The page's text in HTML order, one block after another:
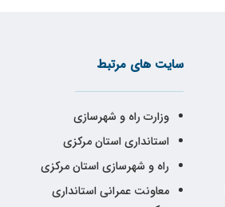
سایت های مرتبط
وزارت راه و شهرسازی
استانداری استان مرکزی
راه و شهرسازی استان مرکزی
معاونت عمرانی استانداری